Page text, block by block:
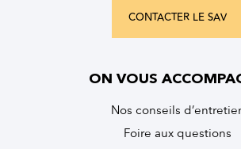
CONTACTER LE SAV
ON VOUS
Nos conseils
Foire aux questions